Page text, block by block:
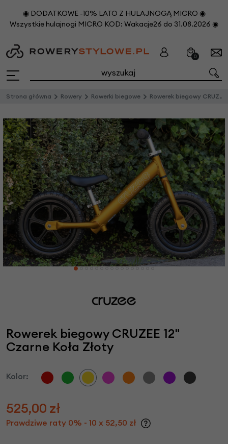
◉ DODATKOWE -10% LATO Z HULAJNOGĄ MICRO ◉
Wszystkie hulajnogi MICRO KOD: Wakacje26 do 31.08.2026 ◉
0
Strona główna Rowery Rowerki biegowe Rowerek biegowy CRUZEE 12" Czarne Koła lekki Złoty
Rowerek biegowy CRUZEE 12"
Czarne Koła Złoty
Kolor:
525,00 zł
Prawdziwe raty 0% - 10 x 52,50 zł